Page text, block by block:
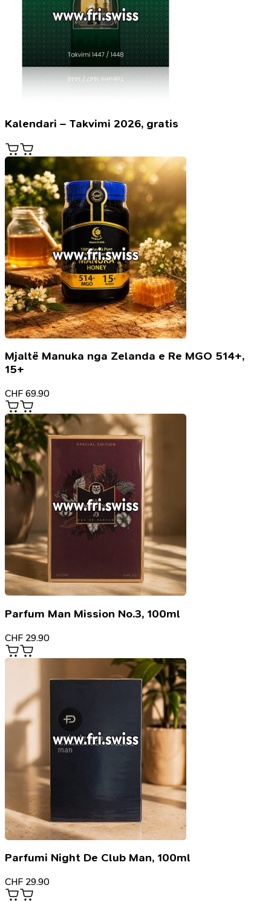
Kalendari – Takvimi 2026, gratis
Mjaltë Manuka nga Zelanda e Re MGO 514+,
15+
CHF 69.90
Parfum Man Mission No.3, 100ml
CHF 29.90
Parfumi Night De Club Man, 100ml
CHF 29.90